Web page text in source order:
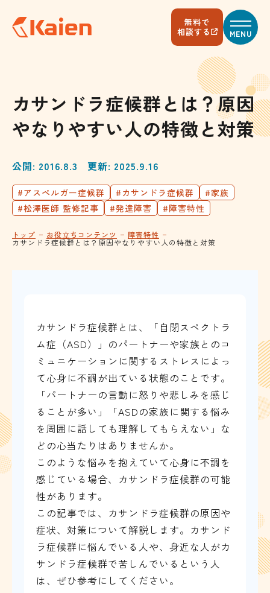
無料で
相談する
MENU
カサンドラ症候群とは？原因
やなりやすい人の特徴と対策
公開: 2016.8.3 更新: 2025.9.16
#アスペルガー症候群 #カサンドラ症候群
#家族
#松澤医師 監修記事
#発達障害 #障害特性
トップ お役立ちコンテンツ 障害特性
カサンドラ症候群とは？原因やなりやすい人の特徴と対策
カサンドラ症候群とは、「自閉スペクトラ
ム症（ASD）」のパートナーや家族とのコ
ミュニケーションに関するストレスによっ
て心身に不調が出ている状態のことです。
「パートナーの言動に怒りや悲しみを感じ
ることが多い」「ASDの家族に関する悩み
を周囲に話しても理解してもらえない」な
どの心当たりはありませんか。
このような悩みを抱えていて心身に不調を
感じている場合、カサンドラ症候群の可能
性があります。
この記事では、カサンドラ症候群の原因や
症状、対策について解説します。カサンド
ラ症候群に悩んでいる人や、身近な人がカ
サンドラ症候群で苦しんでいるという人
は、ぜひ参考にしてください。